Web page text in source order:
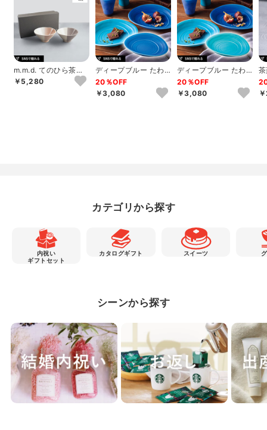
m.m.d. てのひら茶碗2
個セット ローズ＋グ
レーパー...
￥5,280
ディープブルー たわ
み鉢（マリンブルー）
20％OFF
￥3,080
ディープブルー たわ
み鉢（ターコイズ）
20％OFF
￥3,080
カテゴリから探す
内祝い
ギフトセット
カタログギフト スイーツ
シーンから探す